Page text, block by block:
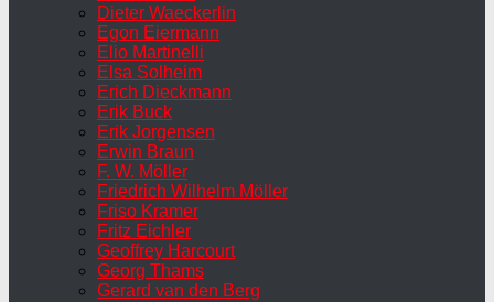
Dieter Waeckerlin
Egon Eiermann
Elio Martinelli
Elsa Solheim
Erich Dieckmann
Erik Buck
Erik Jorgensen
Erwin Braun
F. W. Möller
Friedrich Wilhelm Möller
Friso Kramer
Fritz Eichler
Geoffrey Harcourt
Georg Thams
Gerard van den Berg